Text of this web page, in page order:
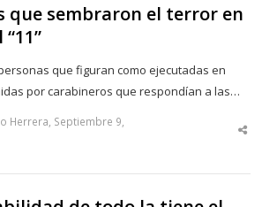
que sembraron el terror en
que figuran como ejecutadas en
por carabineros que respondían a las…
Herrera, Septiembre 9,